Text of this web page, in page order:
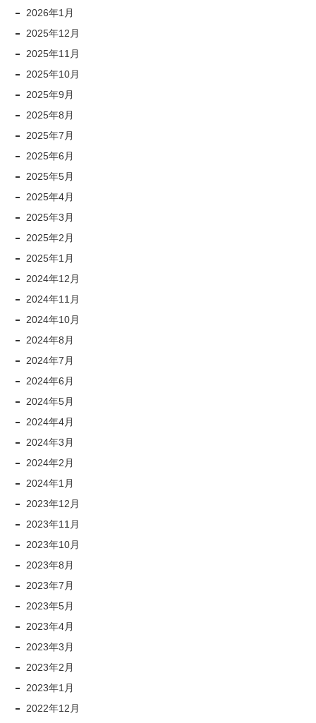
2026年1月
2025年12月
2025年11月
2025年10月
2025年9月
2025年8月
2025年7月
2025年6月
2025年5月
2025年4月
2025年3月
2025年2月
2025年1月
2024年12月
2024年11月
2024年10月
2024年8月
2024年7月
2024年6月
2024年5月
2024年4月
2024年3月
2024年2月
2024年1月
2023年12月
2023年11月
2023年10月
2023年8月
2023年7月
2023年5月
2023年4月
2023年3月
2023年2月
2023年1月
2022年12月